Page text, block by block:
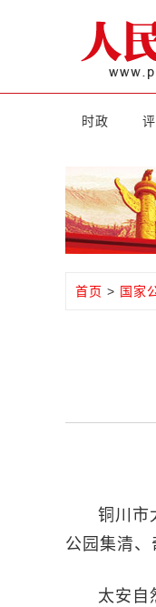
时政
首页 > 国家
铜川市
公园集清、
太安自